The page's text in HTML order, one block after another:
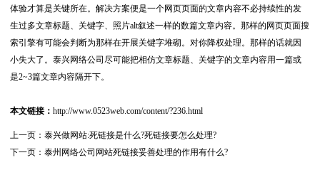
体验才算是关键所在。解决方案便是一个网页页面的文章内容不必持续性的发
生过多文章标题、关键字、照片alt叙述一样的数篇文章内容。那样的网页页面搜
索引擎有可能会判断为那样在开展关键字堆砌。对你降权处理。那样的话就因
小失大了。泰兴网络公司尽可能把相仿文章标题、关键字的文章内容用一篇或
是2~3篇文章内容隔开下。
本文链接：http://www.0523web.com/content/?236.html
上一页：泰兴做网站:死链接是什么?死链接要怎么处理?
下一页：泰州网络公司网站死链接妥善处理的作用有什么?